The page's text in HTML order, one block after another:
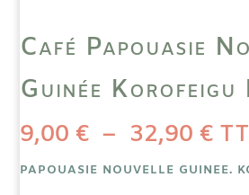
Café Papouasie
Guinée Korofeigu
9,00 € – 32,90 €de
à
PAPOUASIE NOUVELLE GUINEE.